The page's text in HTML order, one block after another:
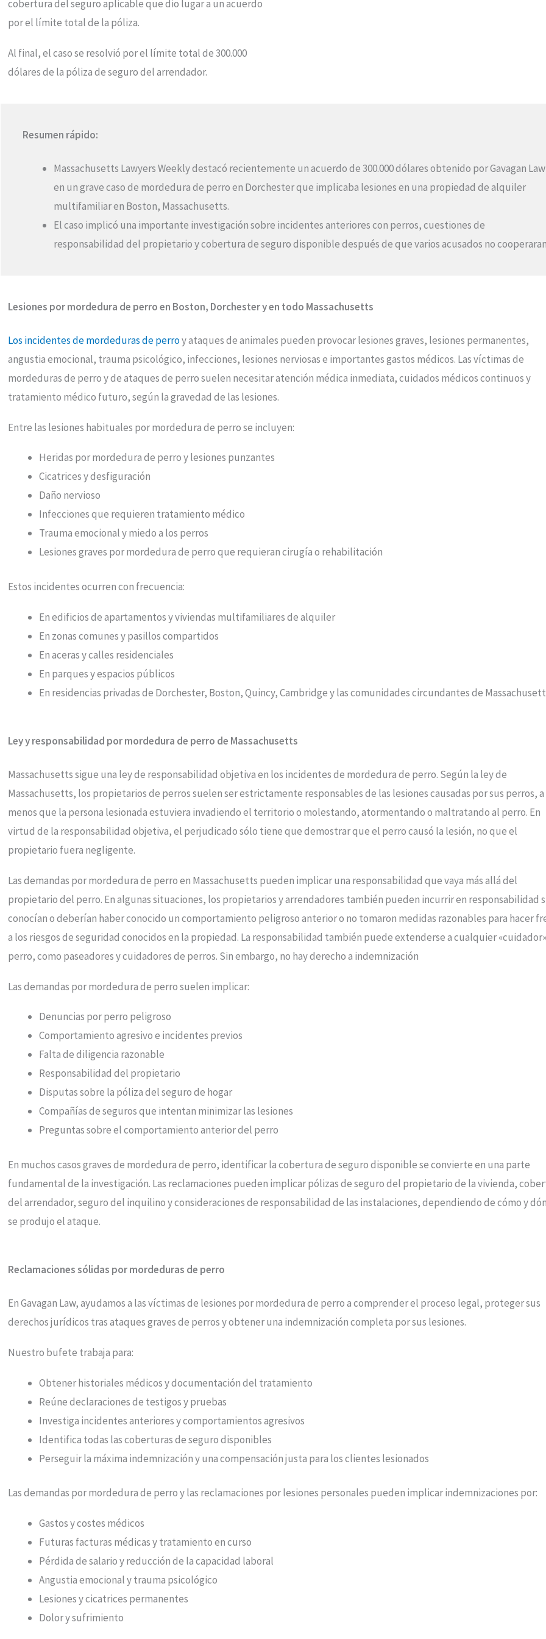
cobertura del seguro aplicable que dio lugar a un acuerdo
por el límite total de la póliza.
Al final, el caso se resolvió por el límite total de 300.000
dólares de la póliza de seguro del arrendador.
Resumen rápido:
Massachusetts Lawyers Weekly destacó recientemente un acuerdo de 300.000 dólares obtenido por Gavagan Law
en un grave caso de mordedura de perro en Dorchester que implicaba lesiones en una propiedad de alquiler
multifamiliar en Boston, Massachusetts.
El caso implicó una importante investigación sobre incidentes anteriores con perros, cuestiones de
responsabilidad del propietario y cobertura de seguro disponible después de que varios acusados no
Lesiones por mordedura de perro en Boston, Dorchester y en todo Massachusetts
Los incidentes de mordeduras de perroy ataques de animales pueden provocar lesiones graves, lesiones permanentes,
angustia emocional, trauma psicológico, infecciones, lesiones nerviosas e importantes gastos médicos. Las víctimas de
mordeduras de perro y de ataques de perro suelen necesitar atención médica inmediata, cuidados médicos continuos y
tratamiento médico futuro, según la gravedad de las lesiones.
Entre las lesiones habituales por mordedura de perro se incluyen:
Heridas por mordedura de perro y lesiones punzantes
Cicatrices y desfiguración
Daño nervioso
Infecciones que requieren tratamiento médico
Trauma emocional y miedo a los perros
Lesiones graves por mordedura de perro que requieran cirugía o rehabilitación
Estos incidentes ocurren con frecuencia:
En edificios de apartamentos y viviendas multifamiliares de alquiler
En zonas comunes y pasillos compartidos
En aceras y calles residenciales
En parques y espacios públicos
En residencias privadas de Dorchester, Boston, Quincy, Cambridge y las comunidades circundantes de
Ley y responsabilidad por mordedura de perro de Massachusetts
Massachusetts sigue una ley de responsabilidad objetiva en los incidentes de mordedura de perro. Según la ley de
Massachusetts, los propietarios de perros suelen ser estrictamente responsables de las lesiones causadas por sus perros, a
menos que la persona lesionada estuviera invadiendo el territorio o molestando, atormentando o maltratando al perro. En
virtud de la responsabilidad objetiva, el perjudicado sólo tiene que demostrar que el perro causó la lesión, no que el
propietario fuera negligente.
Las demandas por mordedura de perro en Massachusetts pueden implicar una responsabilidad que vaya más allá del
propietario del perro. En algunas situaciones, los propietarios y arrendadores también pueden incurrir en responsabilidad
conocían o deberían haber conocido un comportamiento peligroso anterior o no tomaron medidas razonables para hacer
a los riesgos de seguridad conocidos en la propiedad. La responsabilidad también puede extenderse a cualquier
perro, como paseadores y cuidadores de perros. Sin embargo, no hay derecho a indemnización
Las demandas por mordedura de perro suelen implicar:
Denuncias por perro peligroso
Comportamiento agresivo e incidentes previos
Falta de diligencia razonable
Responsabilidad del propietario
Disputas sobre la póliza del seguro de hogar
Compañías de seguros que intentan minimizar las lesiones
Preguntas sobre el comportamiento anterior del perro
En muchos casos graves de mordedura de perro, identificar la cobertura de seguro disponible se convierte en una parte
fundamental de la investigación. Las reclamaciones pueden implicar pólizas de seguro del propietario de la vivienda,
del arrendador, seguro del inquilino y consideraciones de responsabilidad de las instalaciones, dependiendo de cómo y
se produjo el ataque.
Reclamaciones sólidas por mordeduras de perro
En Gavagan Law, ayudamos a las víctimas de lesiones por mordedura de perro a comprender el proceso legal, proteger sus
derechos jurídicos tras ataques graves de perros y obtener una indemnización completa por sus lesiones.
Nuestro bufete trabaja para:
Obtener historiales médicos y documentación del tratamiento
Reúne declaraciones de testigos y pruebas
Investiga incidentes anteriores y comportamientos agresivos
Identifica todas las coberturas de seguro disponibles
Perseguir la máxima indemnización y una compensación justa para los clientes lesionados
Las demandas por mordedura de perro y las reclamaciones por lesiones personales pueden implicar indemnizaciones por:
Gastos y costes médicos
Futuras facturas médicas y tratamiento en curso
Pérdida de salario y reducción de la capacidad laboral
Angustia emocional y trauma psicológico
Lesiones y cicatrices permanentes
Dolor y sufrimiento